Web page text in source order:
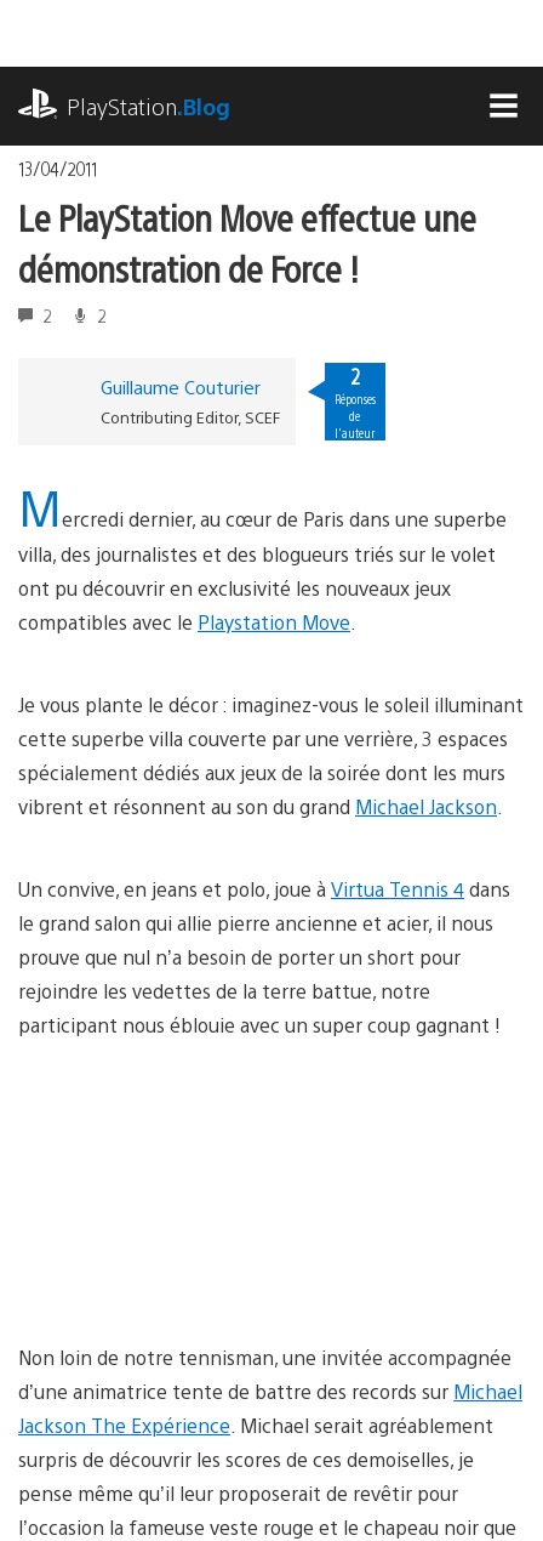
contenu
PlayStation.Blog
13/04/2011
Le PlayStation Move effectue une
démonstration de Force !
2 2
Guillaume Couturier
Contributing Editor, SCEF
2
Réponses
de
l'auteur
Mercredi dernier, au cœur de Paris dans une superbe
villa, des journalistes et des blogueurs triés sur le volet
ont pu découvrir en exclusivité les nouveaux jeux
compatibles avec le Playstation Move
Je vous plante le décor : imaginez-vous le soleil illuminant
cette superbe villa couverte par une verrière, 3 espaces
spécialement dédiés aux jeux de la soirée dont les murs
vibrent et résonnent au son du grand Michael Jackson
Un convive, en jeans et polo, joue à Virtua Tennis 4dans
le grand salon qui allie pierre ancienne et acier, il nous
prouve que nul n’a besoin de porter un short pour
rejoindre les vedettes de la terre battue, notre
participant nous éblouie avec un super coup gagnant !
Non loin de notre tennisman, une invitée accompagnée
d’une animatrice tente de battre des records sur Michael
Jackson The Expérience . Michael serait agréablement
surpris de découvrir les scores de ces demoiselles, je
pense même qu’il leur proposerait de revêtir pour
l’occasion la fameuse veste rouge et le chapeau noir que